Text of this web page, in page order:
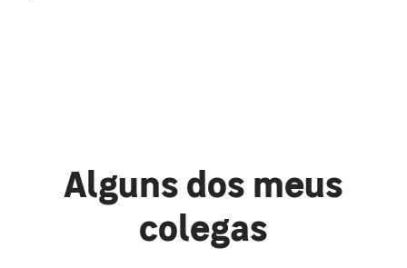
Alguns dos meus
colegas